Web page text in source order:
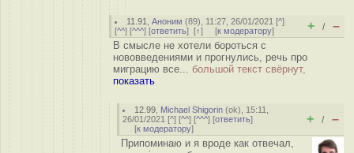
11.91 ,Аноним (89), 11:27, 26/01/2021 [^]
[^^] [^^^] [ответить] [↑] [к модератору] + / –
В смысле не хотели бороться с
нововведениями и прогнулись, речь про
миграцию все... большой текст свёрнут,
показать
12.99 Michael Shigorin (ok), 15:11,
26/01/2021 [^] [^^] [^^^] [ответить]
[к модератору]
+ / –
Припоминаю и я вроде как отвечал,